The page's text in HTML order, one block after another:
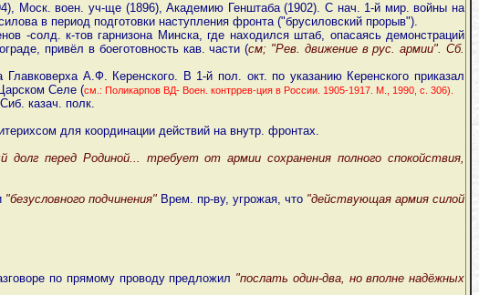
Моск. воен. уч-ще (1896), Академию Генштаба (1902). С нач. 1-й мир. войны на
в период подготовки наступления фронта ("брусиловский прорыв").
-солд. к-тов гарнизона Минска, где находился штаб, опасаясь демонстраций
привёл в боеготовность кав. части (см; "Рев. движение в рус. армии". Сб.
А.Ф. Керенского. В 1-й пол. окт. по указанию Керенского приказал
Селе (см.: Поликарпов ВД- Воен. контррев-ция в России. 1905-1917. М., 1990, с. 306).
казач. полк.
для координации действий на внутр. фронтах.
перед Родиной... требует от армии сохранения полного спокойствия,
"безусловного подчинения"Врем. пр-ву, угрожая, что "действующая армия силой
по прямому проводу предложил "послать один-два, но вполне надёжных